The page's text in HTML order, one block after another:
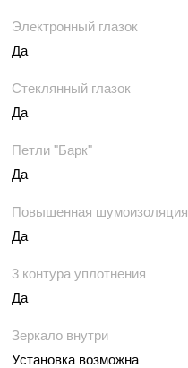
Электронный глазок
Да
Стеклянный глазок
Да
Петли "Барк"
Да
Повышенная шумоизоляция
Да
3 контура уплотнения
Да
Зеркало внутри
Установка возможна